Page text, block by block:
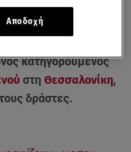
κατηγορούμενος
στη Θεσσαλονίκη,
δράστες.
Αποδοχή